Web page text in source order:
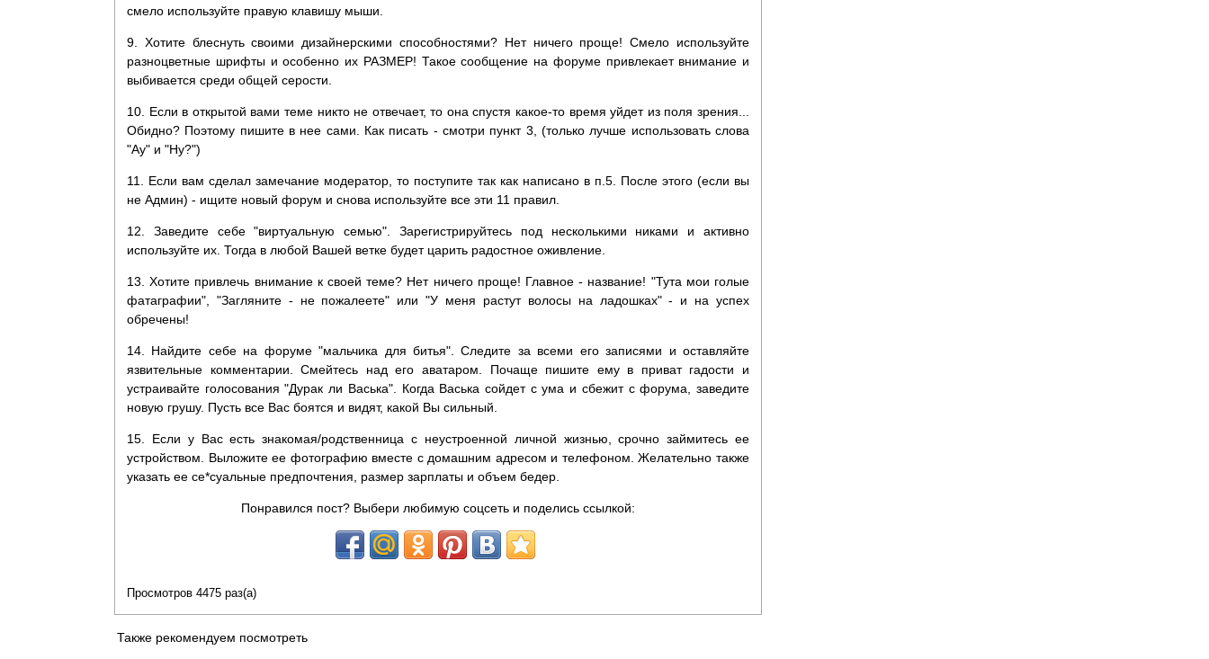
смело используйте правую клавишу мыши.
9. Хотите блеснуть своими дизайнерскими способностями? Нет ничего проще! Смело используйте
разноцветные шрифты и особенно их РАЗМЕР! Такое сообщение на форуме привлекает внимание и
выбивается среди общей серости.
10. Если в открытой вами теме никто не отвечает, то она спустя какое-то время уйдет из поля зрения...
Обидно? Поэтому пишите в нее сами. Как писать - смотри пункт 3, (только лучше использовать слова
"Ау" и "Ну?")
11. Если вам сделал замечание модератор, то поступите так как написано в п.5. После этого (если вы
не Админ) - ищите новый форум и снова используйте все эти 11 правил.
12. Заведите себе "виртуальную семью". Зарегистрируйтесь под несколькими никами и активно
используйте их. Тогда в любой Вашей ветке будет царить радостное оживление.
13. Хотите привлечь внимание к своей теме? Нет ничего проще! Главное - название! "Тута мои голые
фатаграфии", "Загляните - не пожалеете" или "У меня растут волосы на ладошках" - и на успех
обречены!
14. Найдите себе на форуме "мальчика для битья". Следите за всеми его записями и оставляйте
язвительные комментарии. Смейтесь над его аватаром. Почаще пишите ему в приват гадости и
устраивайте голосования "Дурак ли Васька". Когда Васька сойдет с ума и сбежит с форума, заведите
новую грушу. Пусть все Вас боятся и видят, какой Вы сильный.
15. Если у Вас есть знакомая/родственница с неустроенной личной жизнью, срочно займитесь ее
устройством. Выложите ее фотографию вместе с домашним адресом и телефоном. Желательно также
указать ее се*суальные предпочтения, размер зарплаты и объем бедер.
Понравился пост? Выбери любимую соцсеть и поделись ссылкой:
Просмотров 4475 раз(а)
Также рекомендуем посмотреть